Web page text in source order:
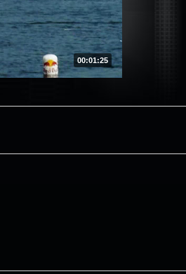
00:01:25